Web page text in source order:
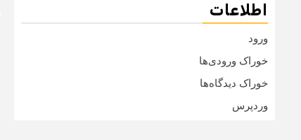
اطلاعات
ورود
خوراک ورودی‌ها
خوراک دیدگاه‌ها
وردپرس